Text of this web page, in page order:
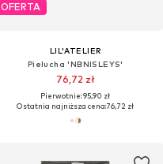
OFERTA
LIL'ATELIER
Pielucha 'NBNISLEYS'
76,72 zł
Pierwotnie: 95,90 zł
Ostatnia najniższa cena:76,72 zł